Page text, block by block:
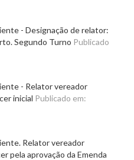
- Designação de relator:
Segundo Turno Publicado
- Relator vereador
inicial Publicado em:
Relator vereador
pela aprovação da Emenda